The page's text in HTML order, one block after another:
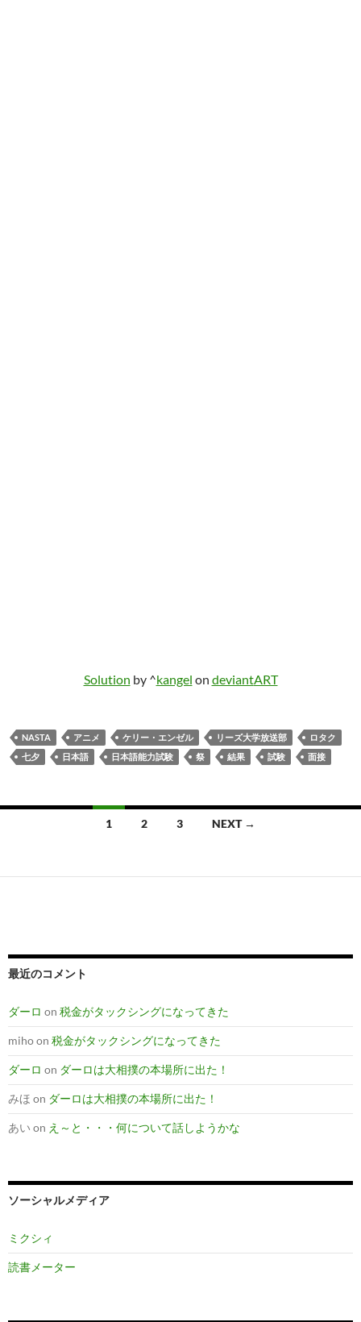
Solution by ^kangel on deviantART
NASTA アニメ ケリー・エンゼル リーズ大学放送部
ロタク
七夕
日本語 日本語能力試験 祭 結果 試験 面接
1 2 3 NEXT →
最近のコメント
ダーロ on 税金がタックシングになってきた
mihoon 税金がタックシングになってきた
ダーロ on ダーロは大相撲の本場所に出た！
みほ on ダーロは大相撲の本場所に出た！
あい on え～と・・・何について話しようかな
ソーシャルメディア
ミクシィ
読書メーター